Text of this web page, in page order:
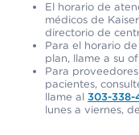
El horario de
médicos de
directorio de
Para el horario
plan, llame a su
Para
pacientes,
llame al 303-338-
lunes a viernes,